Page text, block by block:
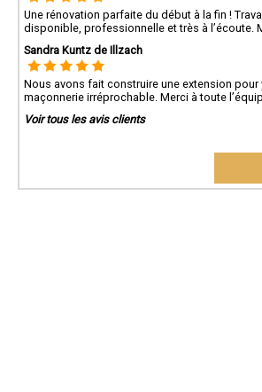
Une rénovation parfaite du début à la fin !
disponible, professionnelle et très à l’écoute.
Sandra Kuntz de Illzach
Nous avons fait construire une extension
maçonnerie irréprochable. Merci à toute
Voir tous les avis clients